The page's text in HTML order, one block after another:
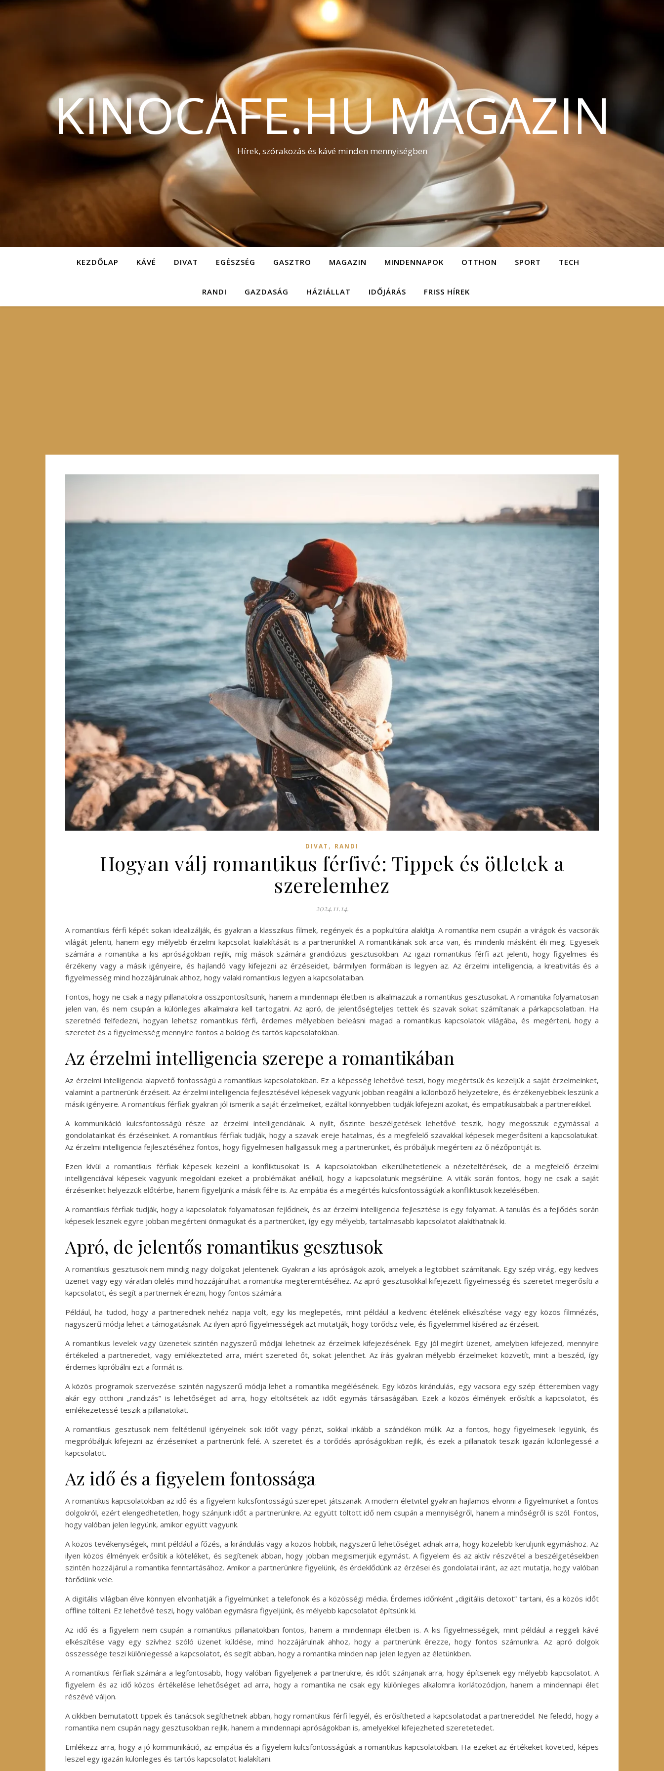
KINOCAFE.HU MAGAZIN
Hírek, szórakozás és kávé minden mennyiségben
KEZDŐLAP KÁVÉ DIVAT EGÉSZSÉG GASZTRO MAGAZIN MINDENNAPOK OTTHON SPORT TECH
RANDI GAZDASÁG HÁZIÁLLAT IDŐJÁRÁS FRISS HÍREK
DIVAT , RANDI
Hogyan válj romantikus férfivé: Tippek és ötletek a
szerelemhez
2024.11.14.
A romantikus férfi képét sokan idealizálják, és gyakran a klasszikus filmek, regények és a popkultúra alakítja. A romantika nem csupán a virágok és vacsorák
világát jelenti, hanem egy mélyebb érzelmi kapcsolat kialakítását is a partnerünkkel. A romantikának sok arca van, és mindenki másként éli meg. Egyesek
számára a romantika a kis apróságokban rejlik, míg mások számára grandiózus gesztusokban. Az igazi romantikus férfi azt jelenti, hogy figyelmes és
érzékeny vagy a másik igényeire, és hajlandó vagy kifejezni az érzéseidet, bármilyen formában is legyen az. Az érzelmi intelligencia, a kreativitás és a
figyelmesség mind hozzájárulnak ahhoz, hogy valaki romantikus legyen a kapcsolataiban.
Fontos, hogy ne csak a nagy pillanatokra összpontosítsunk, hanem a mindennapi életben is alkalmazzuk a romantikus gesztusokat. A romantika folyamatosan
jelen van, és nem csupán a különleges alkalmakra kell tartogatni. Az apró, de jelentőségteljes tettek és szavak sokat számítanak a párkapcsolatban. Ha
szeretnéd felfedezni, hogyan lehetsz romantikus férfi, érdemes mélyebben beleásni magad a romantikus kapcsolatok világába, és megérteni, hogy a
szeretet és a figyelmesség mennyire fontos a boldog és tartós kapcsolatokban.
Az érzelmi intelligencia szerepe a romantikában
Az érzelmi intelligencia alapvető fontosságú a romantikus kapcsolatokban. Ez a képesség lehetővé teszi, hogy megértsük és kezeljük a saját érzelmeinket,
valamint a partnerünk érzéseit. Az érzelmi intelligencia fejlesztésével képesek vagyunk jobban reagálni a különböző helyzetekre, és érzékenyebbek leszünk a
másik igényeire. A romantikus férfiak gyakran jól ismerik a saját érzelmeiket, ezáltal könnyebben tudják kifejezni azokat, és empatikusabbak a partnereikkel.
A kommunikáció kulcsfontosságú része az érzelmi intelligenciának. A nyílt, őszinte beszélgetések lehetővé teszik, hogy megosszuk egymással a
gondolatainkat és érzéseinket. A romantikus férfiak tudják, hogy a szavak ereje hatalmas, és a megfelelő szavakkal képesek megerősíteni a kapcsolatukat.
Az érzelmi intelligencia fejlesztéséhez fontos, hogy figyelmesen hallgassuk meg a partnerünket, és próbáljuk megérteni az ő nézőpontját is.
Ezen kívül a romantikus férfiak képesek kezelni a konfliktusokat is. A kapcsolatokban elkerülhetetlenek a nézeteltérések, de a megfelelő érzelmi
intelligenciával képesek vagyunk megoldani ezeket a problémákat anélkül, hogy a kapcsolatunk megsérülne. A viták során fontos, hogy ne csak a saját
érzéseinket helyezzük előtérbe, hanem figyeljünk a másik félre is. Az empátia és a megértés kulcsfontosságúak a konfliktusok kezelésében.
A romantikus férfiak tudják, hogy a kapcsolatok folyamatosan fejlődnek, és az érzelmi intelligencia fejlesztése is egy folyamat. A tanulás és a fejlődés során
képesek lesznek egyre jobban megérteni önmagukat és a partnerüket, így egy mélyebb, tartalmasabb kapcsolatot alakíthatnak ki.
Apró, de jelentős romantikus gesztusok
A romantikus gesztusok nem mindig nagy dolgokat jelentenek. Gyakran a kis apróságok azok, amelyek a legtöbbet számítanak. Egy szép virág, egy kedves
üzenet vagy egy váratlan ölelés mind hozzájárulhat a romantika megteremtéséhez. Az apró gesztusokkal kifejezett figyelmesség és szeretet megerősíti a
kapcsolatot, és segít a partnernek érezni, hogy fontos számára.
Például, ha tudod, hogy a partnerednek nehéz napja volt, egy kis meglepetés, mint például a kedvenc ételének elkészítése vagy egy közös filmnézés,
nagyszerű módja lehet a támogatásnak. Az ilyen apró figyelmességek azt mutatják, hogy törődsz vele, és figyelemmel kíséred az érzéseit.
A romantikus levelek vagy üzenetek szintén nagyszerű módjai lehetnek az érzelmek kifejezésének. Egy jól megírt üzenet, amelyben kifejezed, mennyire
értékeled a partneredet, vagy emlékezteted arra, miért szereted őt, sokat jelenthet. Az írás gyakran mélyebb érzelmeket közvetít, mint a beszéd, így
érdemes kipróbálni ezt a formát is.
A közös programok szervezése szintén nagyszerű módja lehet a romantika megélésének. Egy közös kirándulás, egy vacsora egy szép étteremben vagy
akár egy otthoni „randizás” is lehetőséget ad arra, hogy eltöltsétek az időt egymás társaságában. Ezek a közös élmények erősítik a kapcsolatot, és
emlékezetessé teszik a pillanatokat.
A romantikus gesztusok nem feltétlenül igényelnek sok időt vagy pénzt, sokkal inkább a szándékon múlik. Az a fontos, hogy figyelmesek legyünk, és
megpróbáljuk kifejezni az érzéseinket a partnerünk felé. A szeretet és a törődés apróságokban rejlik, és ezek a pillanatok teszik igazán különlegessé a
kapcsolatot.
Az idő és a figyelem fontossága
A romantikus kapcsolatokban az idő és a figyelem kulcsfontosságú szerepet játszanak. A modern életvitel gyakran hajlamos elvonni a figyelmünket a fontos
dolgokról, ezért elengedhetetlen, hogy szánjunk időt a partnerünkre. Az együtt töltött idő nem csupán a mennyiségről, hanem a minőségről is szól. Fontos,
hogy valóban jelen legyünk, amikor együtt vagyunk.
A közös tevékenységek, mint például a főzés, a kirándulás vagy a közös hobbik, nagyszerű lehetőséget adnak arra, hogy közelebb kerüljünk egymáshoz. Az
ilyen közös élmények erősítik a köteléket, és segítenek abban, hogy jobban megismerjük egymást. A figyelem és az aktív részvétel a beszélgetésekben
szintén hozzájárul a romantika fenntartásához. Amikor a partnerünkre figyelünk, és érdeklődünk az érzései és gondolatai iránt, az azt mutatja, hogy valóban
törődünk vele.
A digitális világban élve könnyen elvonhatják a figyelmünket a telefonok és a közösségi média. Érdemes időnként „digitális detoxot” tartani, és a közös időt
offline tölteni. Ez lehetővé teszi, hogy valóban egymásra figyeljünk, és mélyebb kapcsolatot építsünk ki.
Az idő és a figyelem nem csupán a romantikus pillanatokban fontos, hanem a mindennapi életben is. A kis figyelmességek, mint például a reggeli kávé
elkészítése vagy egy szívhez szóló üzenet küldése, mind hozzájárulnak ahhoz, hogy a partnerünk érezze, hogy fontos számunkra. Az apró dolgok
összessége teszi különlegessé a kapcsolatot, és segít abban, hogy a romantika minden nap jelen legyen az életünkben.
A romantikus férfiak számára a legfontosabb, hogy valóban figyeljenek a partnerükre, és időt szánjanak arra, hogy építsenek egy mélyebb kapcsolatot. A
figyelem és az idő közös értékelése lehetőséget ad arra, hogy a romantika ne csak egy különleges alkalomra korlátozódjon, hanem a mindennapi élet
részévé váljon.
A cikkben bemutatott tippek és tanácsok segíthetnek abban, hogy romantikus férfi legyél, és erősítheted a kapcsolatodat a partnereddel. Ne feledd, hogy a
romantika nem csupán nagy gesztusokban rejlik, hanem a mindennapi apróságokban is, amelyekkel kifejezheted szeretetedet.
Emlékezz arra, hogy a jó kommunikáció, az empátia és a figyelem kulcsfontosságúak a romantikus kapcsolatokban. Ha ezeket az értékeket követed, képes
leszel egy igazán különleges és tartós kapcsolatot kialakítani.